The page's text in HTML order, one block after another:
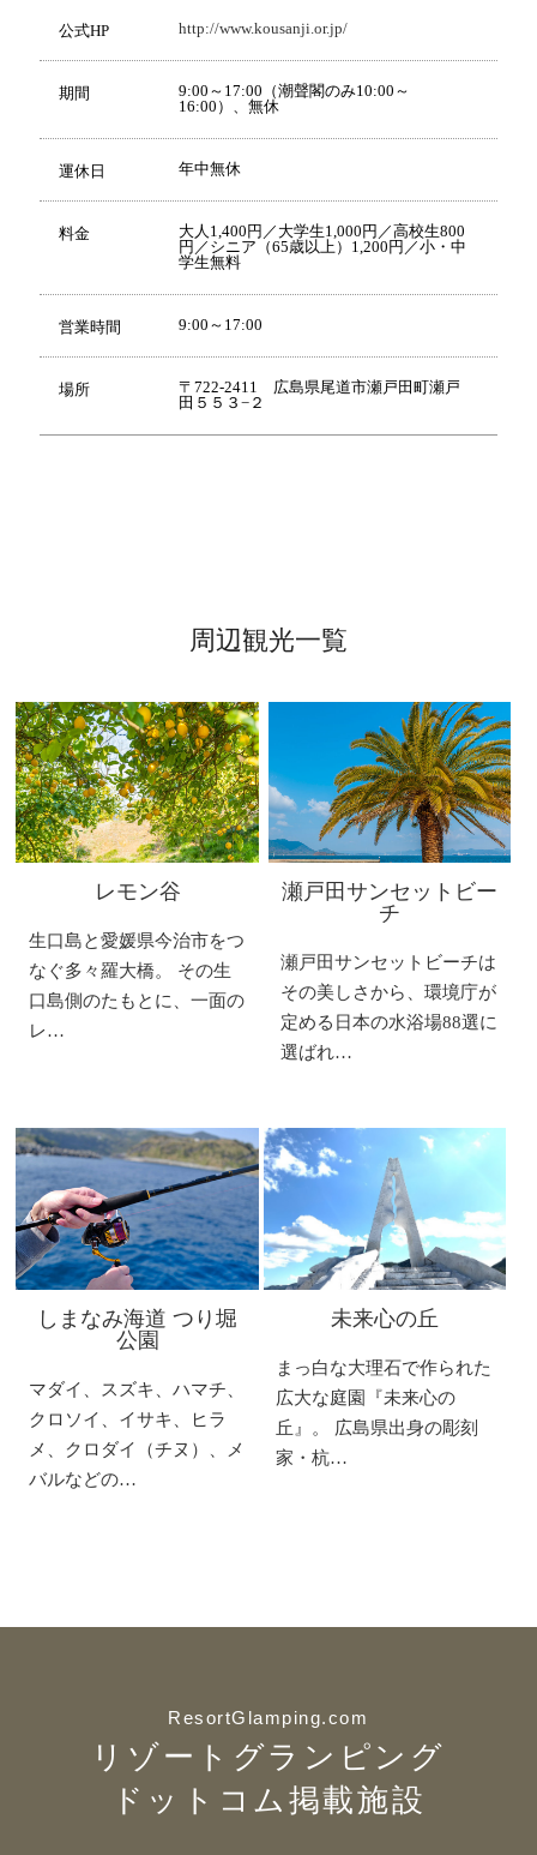
公式HP http://www.kousanji.or.jp/
期間
9:00～17:00（潮聲閣のみ10:00～
16:00）、無休
運休日 年中無休
料金
大人1,400円／大学生1,000円／高校生800
円／シニア（65歳以上）1,200円／小・中
学生無料
営業時間 9:00～17:00
場所
〒722-2411 広島県尾道市瀬戸田町瀬戸
田５５３−２
周辺観光一覧
レモン谷
生口島と愛媛県今治市をつ
なぐ多々羅大橋。 その生
口島側のたもとに、一面の
レ…
瀬戸田サンセットビー
チ
瀬戸田サンセットビーチは
その美しさから、環境庁が
定める日本の水浴場88選に
選ばれ…
しまなみ海道 つり堀
公園
マダイ、スズキ、ハマチ、
クロソイ、イサキ、ヒラ
メ、クロダイ（チヌ）、メ
バルなどの…
未来心の丘
まっ白な大理石で作られた
広大な庭園『未来心の
丘』。 広島県出身の彫刻
家・杭…
ResortGlamping.com
リゾートグランピング
ドットコム掲載施設